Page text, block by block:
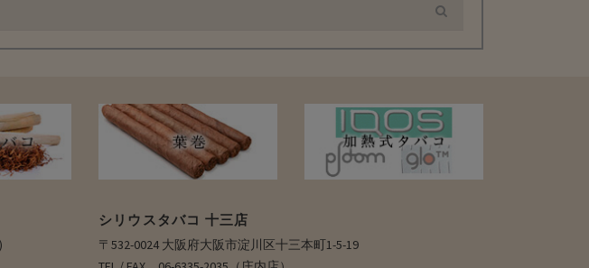
シリウスタバコ 十三店
〒532-0024 大阪府大阪市淀川区十三本町1-5-19